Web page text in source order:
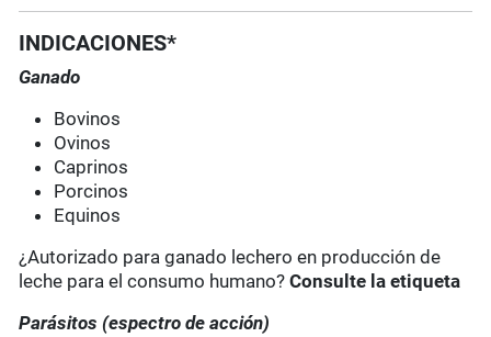
INDICACIONES*
Ganado
Bovinos
Ovinos
Caprinos
Porcinos
Equinos
¿Autorizado para ganado lechero en producción de
leche para el consumo humano?Consulte la etiqueta
Parásitos (espectro de acción)